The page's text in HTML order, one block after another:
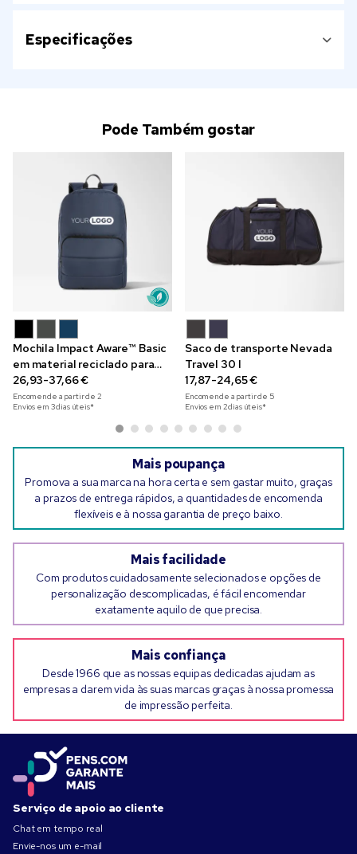
Especificações
Pode Também gostar
Mochila Impact Aware™ Basic
em material reciclado para
computador portátil de 15,6"
26,93-37,66 €
Encomende a partir de 2
Envios em 3 dias úteis*
Saco de transporte Nevada
Travel 30 l
17,87-24,65 €
Encomende a partir de 5
Envios em 2 dias úteis*
Mais poupança
Promova a sua marca na hora certa e sem gastar muito, graças
a prazos de entrega rápidos, a quantidades de encomenda
flexíveis e à nossa garantia de preço baixo.
Mais facilidade
Com produtos cuidadosamente selecionados e opções de
personalização descomplicadas, é fácil encomendar
exatamente aquilo de que precisa.
Mais confiança
Desde 1966 que as nossas equipas dedicadas ajudam as
empresas a darem vida às suas marcas graças à nossa promessa
de impressão perfeita.
Serviço de apoio ao cliente
Chat em tempo real
Envie-nos um e-mail